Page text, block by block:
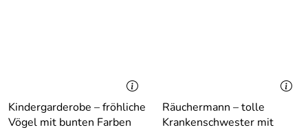
Kindergarderobe – fröhliche
Vögel mit bunten Farben
Räuchermann – tolle
Krankenschwester mit